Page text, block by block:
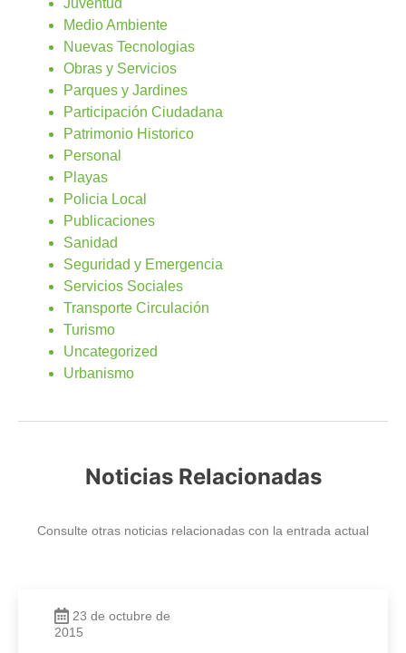
Medio Ambiente
Nuevas Tecnologias
Obras y Servicios
Parques y Jardines
Participación Ciudadana
Patrimonio Historico
Personal
Playas
Policia Local
Publicaciones
Sanidad
Seguridad y Emergencia
Servicios Sociales
Transporte Circulación
Turismo
Uncategorized
Urbanismo
Noticias Relacionadas
Consulte otras noticias relacionadas con la entrada actual
23 de octubre de
2015